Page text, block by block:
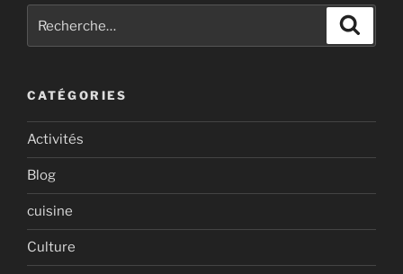
CATÉGORIES
Activités
Blog
cuisine
Culture